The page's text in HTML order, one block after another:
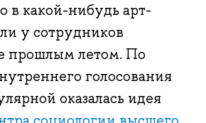
в какой-нибудь арт-
у сотрудников
прошлым летом. По
голосования
оказалась идея